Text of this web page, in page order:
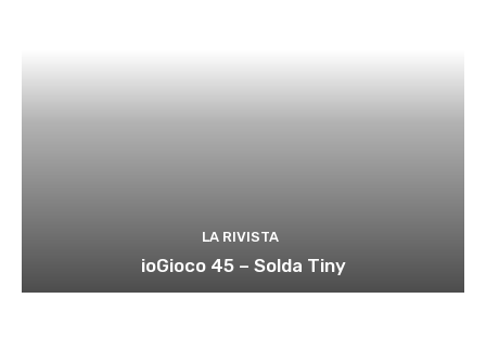
LA RIVISTA
ioGioco 45 – Solda Tiny